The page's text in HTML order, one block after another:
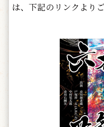
は、下記のリンクより